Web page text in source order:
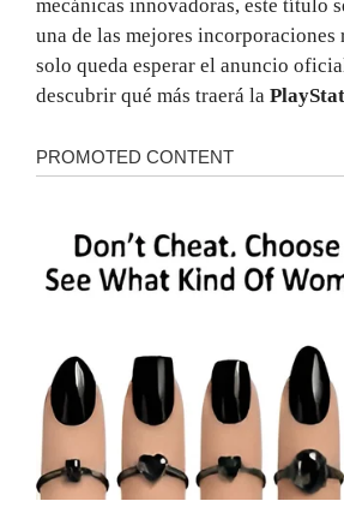
mecánicas innovadoras, este título
una de las mejores incorporaciones
solo queda esperar el anuncio
descubrir qué más traerá la